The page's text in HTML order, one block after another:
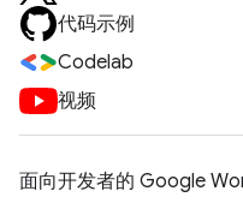
代码示例
Codelab
视频
面向开发者的 Google